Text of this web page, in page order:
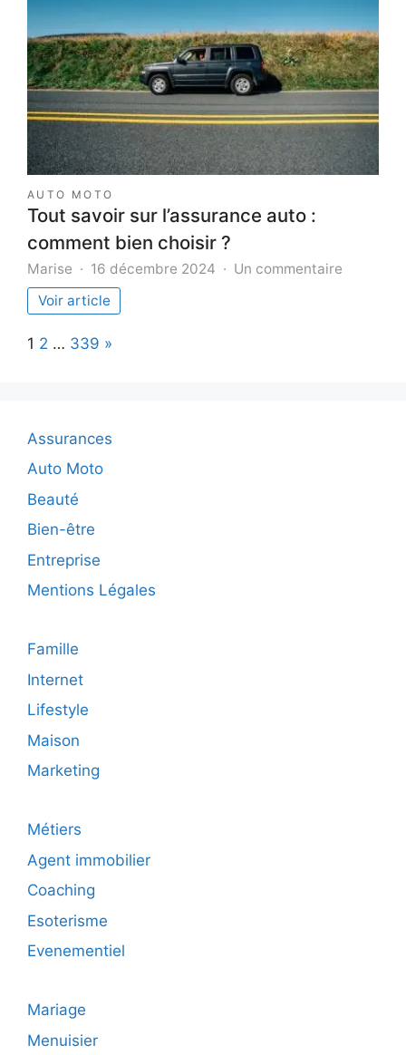
faire
appel
à
un
bureau
d’étude
?
AUTO MOTO
Tout savoir sur l’assurance auto :
comment bien choisir ?
Marise 16 décembre 2024 Un commentaire
Voir article
Page:
1 2 … 339 Next
»
Assurances
Auto Moto
Beauté
Bien-être
Entreprise
Mentions Légales
Famille
Internet
Lifestyle
Maison
Marketing
Métiers
Agent immobilier
Coaching
Esoterisme
Evenementiel
Mariage
Menuisier